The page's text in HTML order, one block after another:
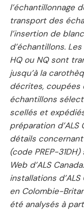
l’échantillonnage
transport des
l’insertion de
d’échantillons.
HQ ou NQ sont
jusqu’à la
décrites, coupées
échantillons
scellés et
préparation d’ALS
détails
(code PREP-
Web d’ALS
installations
en Colombie-
été analysés à